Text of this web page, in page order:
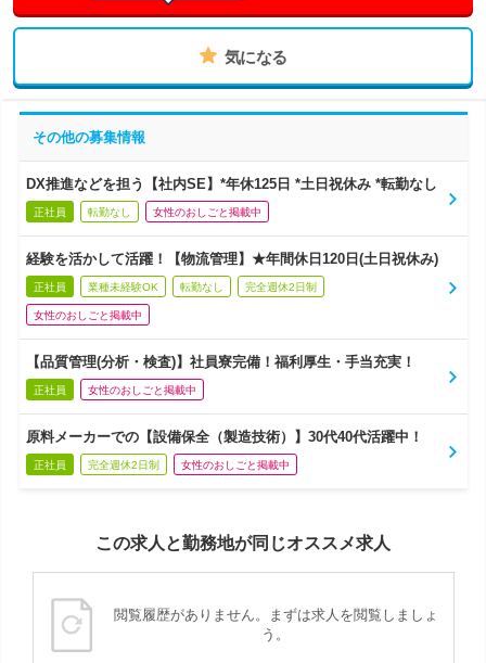
気になる
その他の募集情報
DX推進などを担う【社内SE】*年休125日 *土日祝休み *転勤なし
正社員 転勤なし 女性のおしごと掲載中
経験を活かして活躍！【物流管理】★年間休日120日(土日祝休み)
正社員 業種未経験OK 転勤なし 完全週休2日制
女性のおしごと掲載中
【品質管理(分析・検査)】社員寮完備！福利厚生・手当充実！
正社員 女性のおしごと掲載中
原料メーカーでの【設備保全（製造技術）】30代40代活躍中！
正社員 完全週休2日制 女性のおしごと掲載中
この求人と勤務地が同じオススメ求人
閲覧履歴がありません。まずは求人を閲覧しましょ
う。